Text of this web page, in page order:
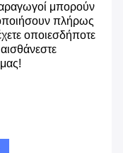
μπορούν
πλήρως
οποιεσδήποτε